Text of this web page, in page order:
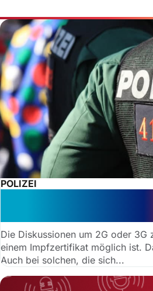
POLIZEI
Die Diskussionen um 2G oder 3G
einem Impfzertifikat möglich ist.
Auch bei solchen, die sich...